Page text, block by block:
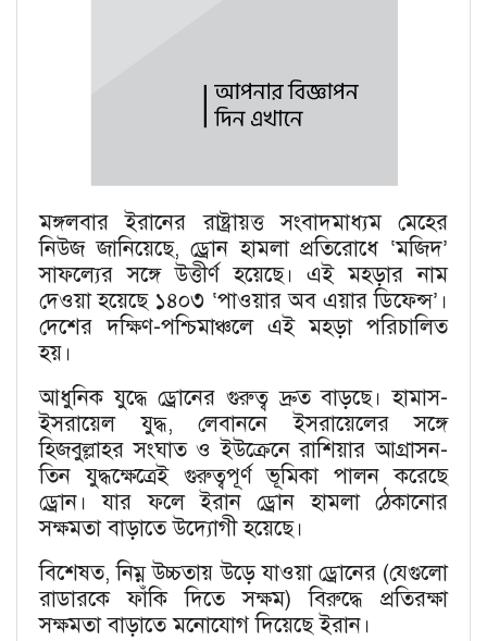
মঙ্গলবার ইরানের রাষ্ট্রায়ত্ত সংবাদমাধ্যম মেহের
নিউজ জানিয়েছে, ড্রোন হামলা প্রতিরোধে ‘মজিদ’
সাফল্যের সঙ্গে উত্তীর্ণ হয়েছে। এই মহড়ার নাম
দেওয়া হয়েছে ১৪০৩ ‘পাওয়ার অব এয়ার ডিফেন্স’।
দেশের দক্ষিণ-পশ্চিমাঞ্চলে এই মহড়া পরিচালিত
হয়।
আধুনিক যুদ্ধে ড্রোনের গুরুত্ব দ্রুত বাড়ছে। হামাস-
ইসরায়েল যুদ্ধ, লেবাননে ইসরায়েলের সঙ্গে
হিজবুল্লাহর সংঘাত ও ইউক্রেনে রাশিয়ার আগ্রাসন-
তিন যুদ্ধক্ষেত্রেই গুরুত্বপূর্ণ ভূমিকা পালন করেছে
ড্রোন। যার ফলে ইরান ড্রোন হামলা ঠেকানোর
সক্ষমতা বাড়াতে উদ্যোগী হয়েছে।
বিশেষত, নিম্ন উচ্চতায় উড়ে যাওয়া ড্রোনের (যেগুলো
রাডারকে ফাঁকি দিতে সক্ষম) বিরুদ্ধে প্রতিরক্ষা
সক্ষমতা বাড়াতে মনোযোগ দিয়েছে ইরান।